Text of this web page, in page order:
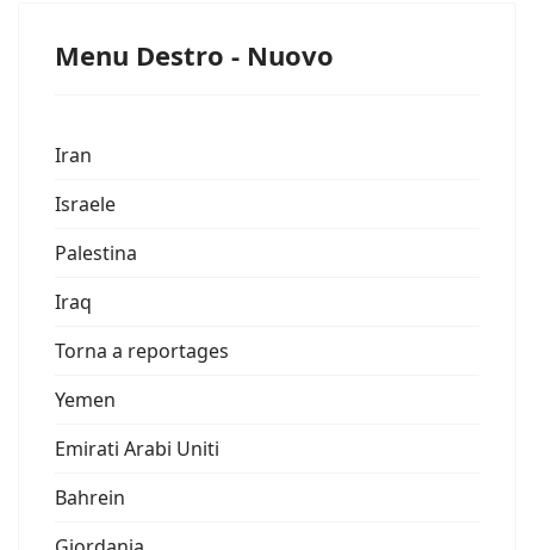
Menu Destro - Nuovo
Iran
Israele
Palestina
Iraq
Torna a reportages
Yemen
Emirati Arabi Uniti
Bahrein